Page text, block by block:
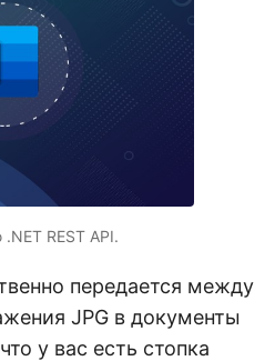
REST API.
передается между
JPG в документы
у вас есть стопка